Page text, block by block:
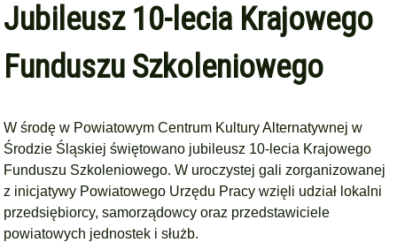
Jubileusz 10-lecia Krajowego
Funduszu Szkoleniowego
W środę w Powiatowym Centrum Kultury Alternatywnej w
Środzie Śląskiej świętowano jubileusz 10-lecia Krajowego
Funduszu Szkoleniowego. W uroczystej gali zorganizowanej
z inicjatywy Powiatowego Urzędu Pracy wzięli udział lokalni
przedsiębiorcy, samorządowcy oraz przedstawiciele
powiatowych jednostek i służb.